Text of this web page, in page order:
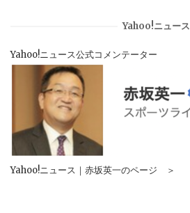
Yahoo!ニュース
Yahoo!ニュース公式コメンテーター
Yahoo!ニュース｜赤坂英一のページ ＞